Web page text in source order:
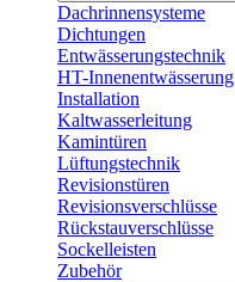
Dachrinnensysteme
Dichtungen
Entwässerungstechnik
HT-Innenentwässerung
Installation
Kaltwasserleitung
Kamintüren
Lüftungstechnik
Revisionstüren
Revisionsverschlüsse
Rückstauverschlüsse
Sockelleisten
Zubehör